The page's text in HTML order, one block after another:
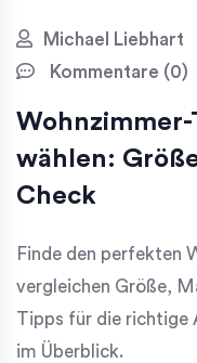
Michael Liebhart
Kommentare (0)
wählen:
Check
Finde den perfekten
vergleichen Größe,
Tipps für die richtige
im Überblick.